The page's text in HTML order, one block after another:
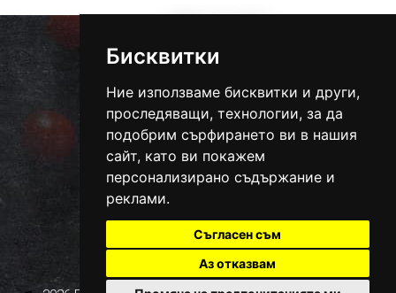
Бисквитки
Ние използваме бисквитки и други,
проследяващи, технологии, за да
подобрим сърфирането ви в нашия
сайт, като ви покажем
персонализирано съдържание и
реклами.
Съгласен съм
Аз отказвам
тел. за поръчка
в рамките на града
ONLINE МАГАЗИН
Вие пазарувате, ние доставяме
гр. Добрич, бул. „25-ти септември“ 24
088 563 9566
bacardi_dobrich@abv.bg
Facebook